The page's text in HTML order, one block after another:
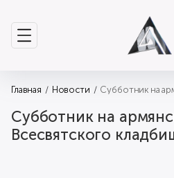
Главная Новости Субботник на
Субботник на
Всесвятского